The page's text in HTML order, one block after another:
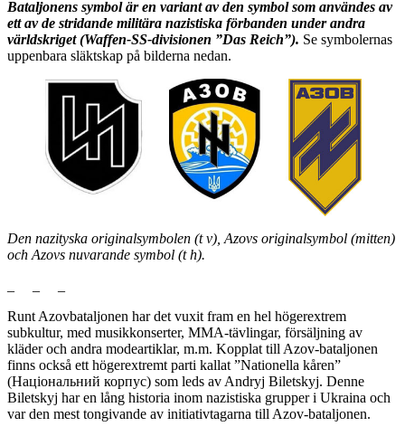
Bataljonens symbol är en variant av den symbol som användes av
ett av de stridande militära nazistiska förbanden under andra
världskriget (Waffen-SS-divisionen ”Das Reich”). Se symbolernas
uppenbara släktskap på bilderna nedan.
Den nazityska originalsymbolen (t v), Azovs originalsymbol (mitten)
och Azovs nuvarande symbol (t h).
Runt Azovbataljonen har det vuxit fram en hel högerextrem
subkultur, med musikkonserter, MMA-tävlingar, försäljning av
kläder och andra modeartiklar, m.m. Kopplat till Azov-bataljonen
finns också ett högerextremt parti kallat ”Nationella kåren”
(Національний корпус) som leds av Andryj Biletskyj. Denne
Biletskyj har en lång historia inom nazistiska grupper i Ukraina och
var den mest tongivande av initiativtagarna till Azov-bataljonen.